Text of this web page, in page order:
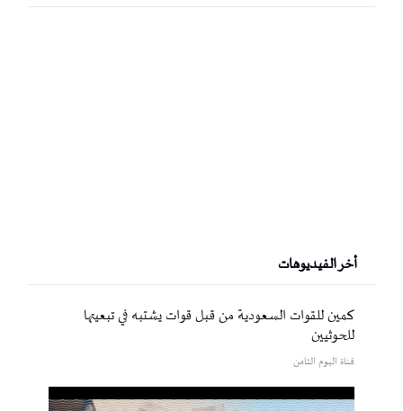
أخر الفيديوهات
كمين للقوات السعودية من قبل قوات يشتبه في تبعيتها
للحوثيين
قناة اليوم الثامن